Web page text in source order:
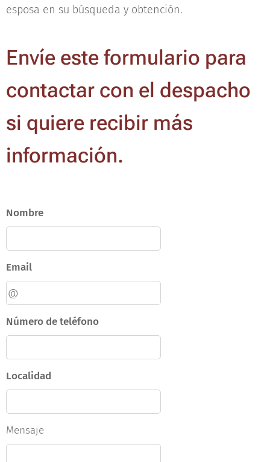
esposa en su búsqueda y obtención.
Envíe este formulario para
contactar con el despacho
si quiere recibir más
información.
Nombre
Email
Número de teléfono
Localidad
Mensaje